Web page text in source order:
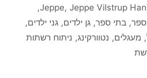
Jeppe, Jeppe Vilstrup
,
, בתי ספר, גן ילדים, גני ילדים,
, מעגלים, נטוורקינג, ניתוח רשתות